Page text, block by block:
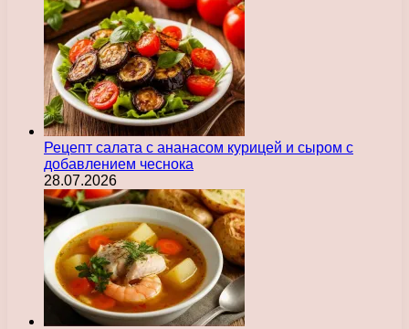
Рецепт салата с ананасом курицей и сыром с
добавлением чеснока
28.07.2026